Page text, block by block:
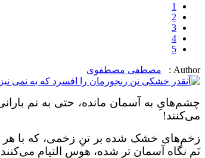
1
2
3
4
5
Author : مصطفی مصطفوی
چشم‌هایِ به آسمان مانده، حتی به نم
می‌کنند!
زخم‌های خشک شده بر تنِ زخمی، که با هر
نَمِ نگاه آسمان تر شده، هوسِ التیام